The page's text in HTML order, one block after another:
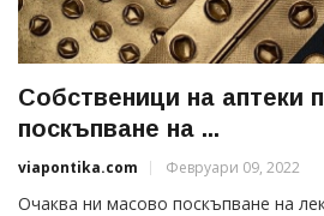
Собственици на аптеки
поскъпване на ...
viapontika.com Февруари 09, 2022
Очаква ни масово поскъпване на